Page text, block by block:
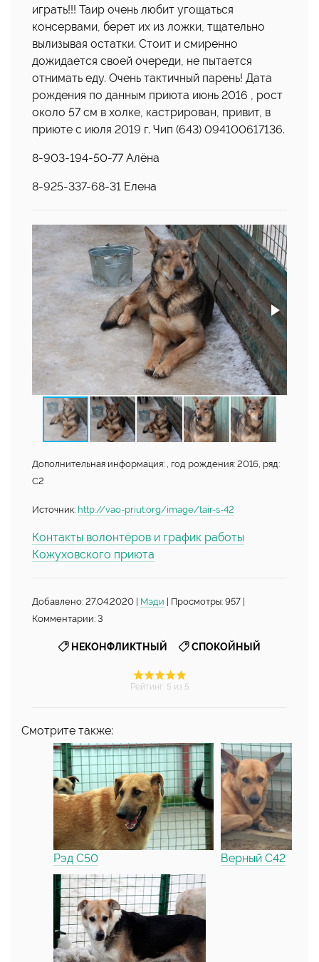
играть!!! Таир очень любит угощаться
консервами, берет их из ложки, тщательно
вылизывая остатки. Стоит и смиренно
дожидается своей очереди, не пытается
отнимать еду. Очень тактичный парень! Дата
рождения по данным приюта июнь 2016 , рост
около 57 см в холке, кастрирован, привит, в
приюте с июля 2019 г. Чип (643) 094100617136.
8-903-194-50-77 Алёна
8-925-337-68-31 Елена
Дополнительная информация: , год рождения: 2016, ряд:
С2
Источник: http://vao-priut.org/image/tair-s-42
Контакты волонтёров и график работы
Кожуховского приюта
Добавлено: 27.04.2020 | Мэди | Просмотры: 957 |
Комментарии: 3
НЕКОНФЛИКТНЫЙ СПОКОЙНЫЙ
Рейтинг: 5 из 5
Смотрите также:
Рэд С50 Верный С42